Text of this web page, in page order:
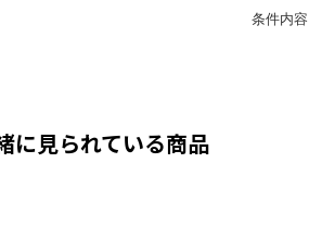
に見られている商品